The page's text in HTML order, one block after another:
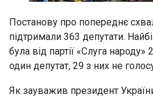
Постанову про попереднє
підтримали 363 депутати.
була від партії «Слуга
один депутат, 29 з них не
Як зауважив президент